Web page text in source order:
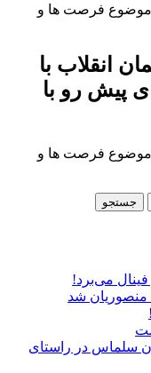
موضوع فرصت ها و
انقلاب با
پیش رو با
موضوع فرصت ها و
فینال می‌برد!
منصوریان شد
سلماس در راستای